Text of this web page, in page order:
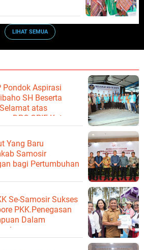
LIHAT SEMUA
Pondok Aspirasi
SH Beserta
atas
DPC GPIE Kota
Yang Baru
Samosir
bagi Pertumbuhan
Se-Samosir Sukses
PKK.Penegasan
Dalam